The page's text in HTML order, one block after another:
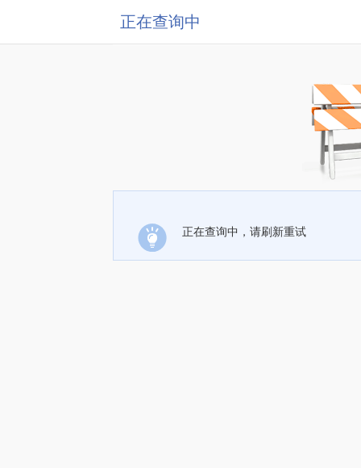
正在查询中
正在查询中，请刷新重试